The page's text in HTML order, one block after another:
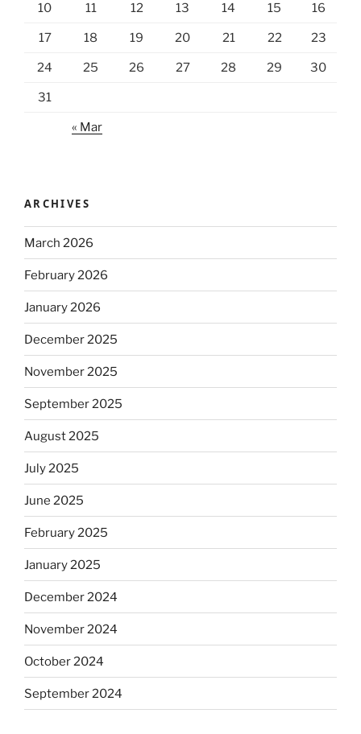
10 11 12 13 14 15 16
17 18 19 20 21 22 23
24 25 26 27 28 29 30
31
« Mar
ARCHIVES
March 2026
February 2026
January 2026
December 2025
November 2025
September 2025
August 2025
July 2025
June 2025
February 2025
January 2025
December 2024
November 2024
October 2024
September 2024